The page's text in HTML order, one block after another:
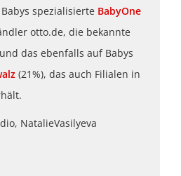
spezialisierte BabyOne
otto.de, die bekannte
das ebenfalls auf Babys
(21%), das auch Filialen in
NatalieVasilyeva